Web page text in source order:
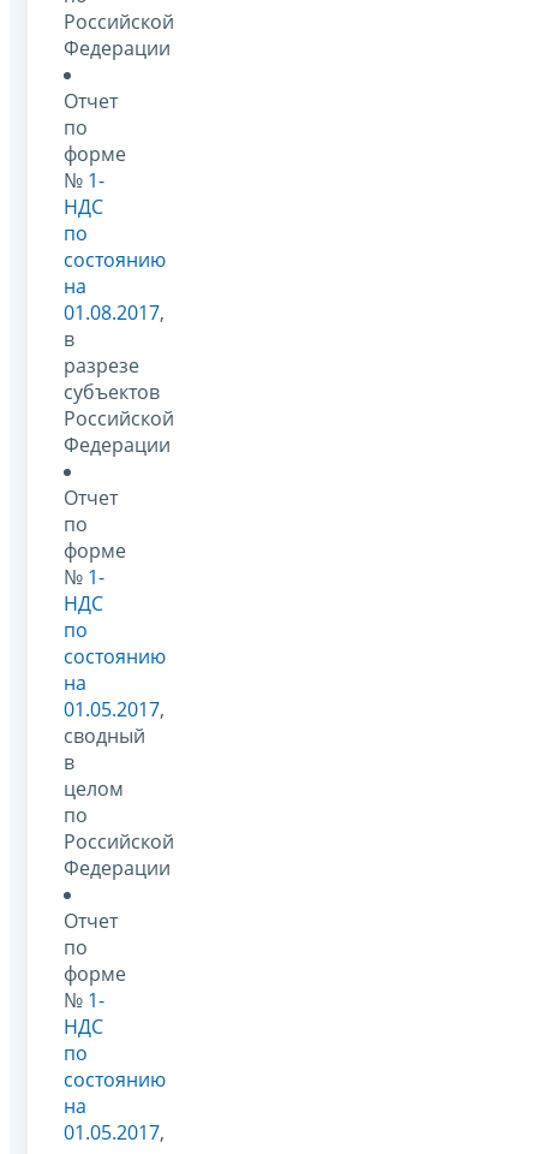
Российской
Федерации
Отчет
по
форме
№ 1-
НДС
по
состоянию
на
01.08.2017,
в
разрезе
субъектов
Российской
Федерации
Отчет
по
форме
№ 1-
НДС
по
состоянию
на
01.05.2017,
сводный
в
целом
по
Российской
Федерации
Отчет
по
форме
№ 1-
НДС
по
состоянию
на
01.05.2017,